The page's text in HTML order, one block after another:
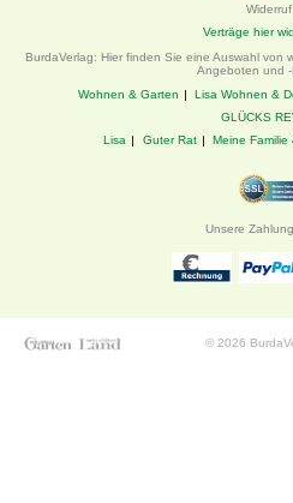
Widerruf
Verträge hier
BurdaVerlag: Hier finden Sie eine Auswahl von
Angeboten und -
Wohnen & Garten
Lisa Wohnen &
GLÜCKS
Lisa
Guter Rat Meine Familie
Unsere
© 2026